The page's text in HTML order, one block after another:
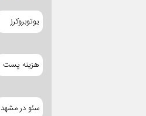
یوتوبروکرز
هزینه پست
سئو در مشهد